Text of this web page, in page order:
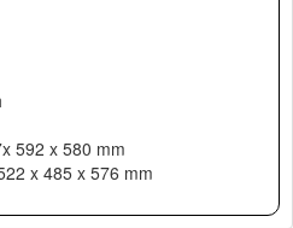
x 580 mm
x 485 x 576 mm